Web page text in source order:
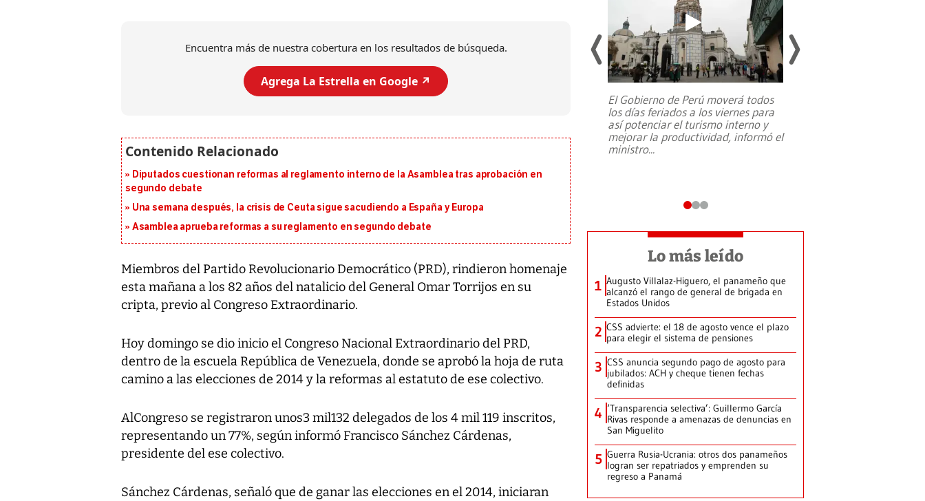
Encuentra más de nuestra cobertura en los resultados de búsqueda.
Agrega La Estrella en Google ↗️
Diputados cuestionan reformas al reglamento interno de la Asamblea tras aprobación en
segundo debate
Una semana después, la crisis de Ceuta sigue sacudiendo a España y Europa
Asamblea aprueba reformas a su reglamento en segundo debate
Miembros del Partido Revolucionario Democrático (PRD), rindieron homenaje
esta mañana a los 82 años del natalicio del General Omar Torrijos en su
cripta, previo al Congreso Extraordinario.
Hoy domingo se dio inicio el Congreso Nacional Extraordinario del PRD,
dentro de la escuela República de Venezuela, donde se aprobó la hoja de ruta
camino a las elecciones de 2014 y la reformas al estatuto de ese colectivo.
AlCongreso se registraron unos3 mil132 delegados de los 4 mil 119 inscritos,
representando un 77%, según informó Francisco Sánchez Cárdenas,
presidente del ese colectivo.
Sánchez Cárdenas, señaló que de ganar las elecciones en el 2014, iniciaran
presidente de Brasil, Luiz Inácio Lula
El Gobierno de Perú moverá todos
los días feriados a los viernes para
así potenciar el turismo interno y
mejorar la productividad, informó el
ministro...
Lo más leído
1 Augusto Villalaz-Higuero, el panameño que
alcanzó el rango de general de brigada en
Estados Unidos
2 CSS advierte: el 18 de agosto vence el plazo
para elegir el sistema de pensiones
3 CSS anuncia segundo pago de agosto para
jubilados: ACH y cheque tienen fechas
definidas
4 ‘Transparencia selectiva’: Guillermo García
Rivas responde a amenazas de denuncias en
San Miguelito
5 Guerra Rusia-Ucrania: otros dos panameños
logran ser repatriados y emprenden su
regreso a Panamá